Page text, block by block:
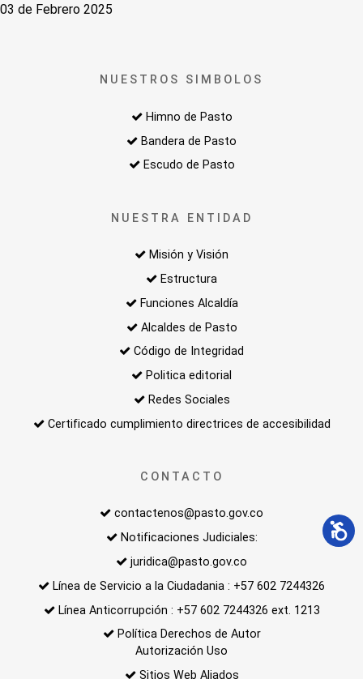
03 de Febrero 2025
NUESTROS SIMBOLOS
Himno de Pasto
Bandera de Pasto
Escudo de Pasto
NUESTRA ENTIDAD
Misión y Visión
Estructura
Funciones Alcaldía
Alcaldes de Pasto
Código de Integridad
Politica editorial
Redes Sociales
Certificado cumplimiento directrices de accesibilidad
CONTACTO
contactenos@pasto.gov.co
Notificaciones Judiciales:
juridica@pasto.gov.co
Línea de Servicio a la Ciudadania : +57 602 7244326
Línea Anticorrupción : +57 602 7244326 ext. 1213
Política Derechos de Autor
Autorización Uso
Sitios Web Aliados